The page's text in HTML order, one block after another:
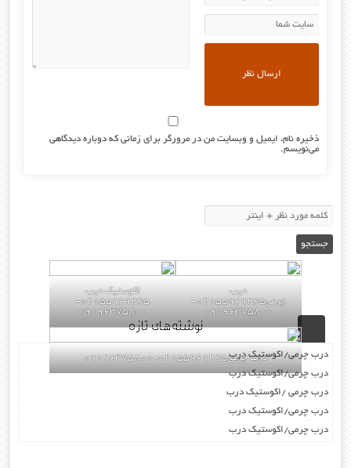
ذخیره نام، ایمیل و وبسایت من در مرورگر برای زمانی که دوباره دیدگاهی
می‌نویسم.
درب
چرمی02155969245-
09196375800
اکوستیک درب
02155969245-
09196375800
درب چرمی02155969245-09196375800
نوشته‌های تازه
درب چرمی/اکوستیک درب
درب چرمی/اکوستیک درب
درب چرمی /اکوستیک درب
درب چرمی/اکوستیک درب
درب چرمی/اکوستیک درب